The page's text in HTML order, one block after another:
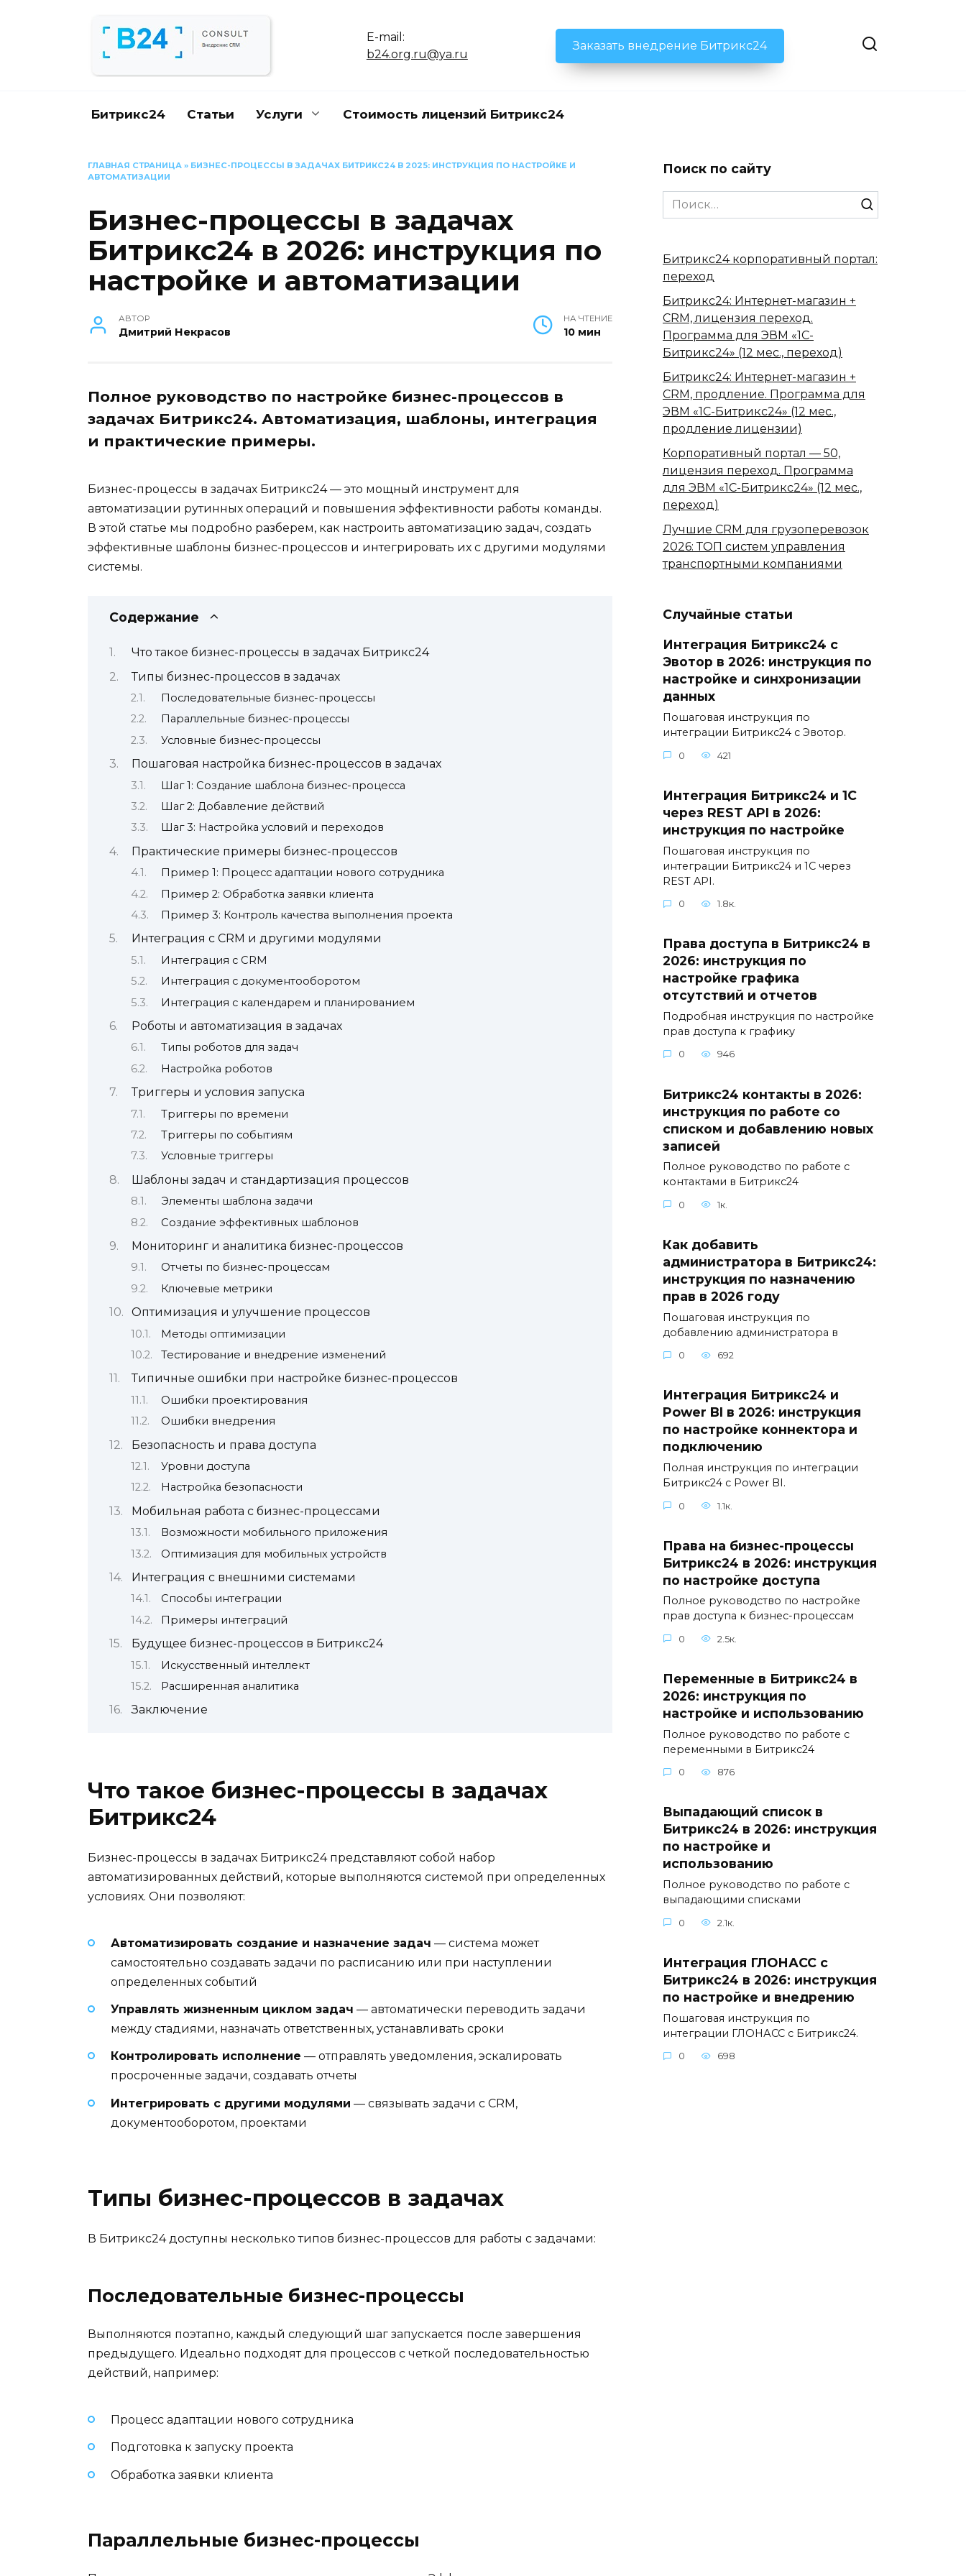
E-mail:
b24.org.ru@ya.ru
Заказать внедрение Битрикс24
Битрикс24 Статьи Услуги Стоимость лицензий Битрикс24
ГЛАВНАЯ СТРАНИЦА » БИЗНЕС-ПРОЦЕССЫ В ЗАДАЧАХ БИТРИКС24 В 2025: ИНСТРУКЦИЯ ПО НАСТРОЙКЕ И
АВТОМАТИЗАЦИИ
Бизнес-процессы в задачах
Битрикс24 в 2026: инструкция по
настройке и автоматизации
АВТОР
Дмитрий Некрасов
НА ЧТЕНИЕ
10 мин
Полное руководство по настройке бизнес-процессов в
задачах Битрикс24. Автоматизация, шаблоны, интеграция
и практические примеры.
Бизнес-процессы в задачах Битрикс24 — это мощный инструмент для
автоматизации рутинных операций и повышения эффективности работы команды.
В этой статье мы подробно разберем, как настроить автоматизацию задач, создать
эффективные шаблоны бизнес-процессов и интегрировать их с другими модулями
системы.
Содержание
Что такое бизнес-процессы в задачах Битрикс24
Типы бизнес-процессов в задачах
Последовательные бизнес-процессы
Параллельные бизнес-процессы
Условные бизнес-процессы
Пошаговая настройка бизнес-процессов в задачах
Шаг 1: Создание шаблона бизнес-процесса
Шаг 2: Добавление действий
Шаг 3: Настройка условий и переходов
Практические примеры бизнес-процессов
Пример 1: Процесс адаптации нового сотрудника
Пример 2: Обработка заявки клиента
Пример 3: Контроль качества выполнения проекта
Интеграция с CRM и другими модулями
Интеграция с CRM
Интеграция с документооборотом
Интеграция с календарем и планированием
Роботы и автоматизация в задачах
Типы роботов для задач
Настройка роботов
Триггеры и условия запуска
Триггеры по времени
Триггеры по событиям
Условные триггеры
Шаблоны задач и стандартизация процессов
Элементы шаблона задачи
Создание эффективных шаблонов
Мониторинг и аналитика бизнес-процессов
Отчеты по бизнес-процессам
Ключевые метрики
Оптимизация и улучшение процессов
Методы оптимизации
Тестирование и внедрение изменений
Типичные ошибки при настройке бизнес-процессов
Ошибки проектирования
Ошибки внедрения
Безопасность и права доступа
Уровни доступа
Настройка безопасности
Мобильная работа с бизнес-процессами
Возможности мобильного приложения
Оптимизация для мобильных устройств
Интеграция с внешними системами
Способы интеграции
Примеры интеграций
Будущее бизнес-процессов в Битрикс24
Искусственный интеллект
Расширенная аналитика
Заключение
Что такое бизнес-процессы в задачах
Битрикс24
Бизнес-процессы в задачах Битрикс24 представляют собой набор
автоматизированных действий, которые выполняются системой при определенных
условиях. Они позволяют:
Автоматизировать создание и назначение задач — система может
самостоятельно создавать задачи по расписанию или при наступлении
определенных событий
Управлять жизненным циклом задач — автоматически переводить задачи
между стадиями, назначать ответственных, устанавливать сроки
Контролировать исполнение — отправлять уведомления, эскалировать
просроченные задачи, создавать отчеты
Интегрировать с другими модулями — связывать задачи с CRM,
документооборотом, проектами
Типы бизнес-процессов в задачах
В Битрикс24 доступны несколько типов бизнес-процессов для работы с задачами:
Последовательные бизнес-процессы
Выполняются поэтапно, каждый следующий шаг запускается после завершения
предыдущего. Идеально подходят для процессов с четкой последовательностью
действий, например:
Процесс адаптации нового сотрудника
Подготовка к запуску проекта
Обработка заявки клиента
Параллельные бизнес-процессы
Поиск по сайту
Search
for:
Битрикс24 корпоративный портал:
переход
Битрикс24: Интернет-магазин +
CRM, лицензия переход.
Программа для ЭВМ «1С-
Битрикс24» (12 мес., переход)
Битрикс24: Интернет-магазин +
CRM, продление. Программа для
ЭВМ «1С-Битрикс24» (12 мес.,
продление лицензии)
Корпоративный портал — 50,
лицензия переход. Программа
для ЭВМ «1С-Битрикс24» (12 мес.,
переход)
Лучшие CRM для грузоперевозок
2026: ТОП систем управления
транспортными компаниями
Случайные статьи
Интеграция Битрикс24 с
Эвотор в 2026: инструкция по
настройке и синхронизации
данных
Пошаговая инструкция по
интеграции Битрикс24 с Эвотор.
0 421
Интеграция Битрикс24 и 1С
через REST API в 2026:
инструкция по настройке
Пошаговая инструкция по
интеграции Битрикс24 и 1С через
REST API.
0 1.8к.
Права доступа в Битрикс24 в
2026: инструкция по
настройке графика
отсутствий и отчетов
Подробная инструкция по настройке
прав доступа к графику
0 946
Битрикс24 контакты в 2026:
инструкция по работе со
списком и добавлению новых
записей
Полное руководство по работе с
контактами в Битрикс24
0 1к.
Как добавить
администратора в Битрикс24:
инструкция по назначению
прав в 2026 году
Пошаговая инструкция по
добавлению администратора в
0 692
Интеграция Битрикс24 и
Power BI в 2026: инструкция
по настройке коннектора и
подключению
Полная инструкция по интеграции
Битрикс24 с Power BI.
0 1.1к.
Права на бизнес-процессы
Битрикс24 в 2026: инструкция
по настройке доступа
Полное руководство по настройке
прав доступа к бизнес-процессам
0 2.5к.
Переменные в Битрикс24 в
2026: инструкция по
настройке и использованию
Полное руководство по работе с
переменными в Битрикс24
0 876
Выпадающий список в
Битрикс24 в 2026: инструкция
по настройке и
использованию
Полное руководство по работе с
выпадающими списками
0 2.1к.
Интеграция ГЛОНАСС с
Битрикс24 в 2026: инструкция
по настройке и внедрению
Пошаговая инструкция по
интеграции ГЛОНАСС с Битрикс24.
0 698